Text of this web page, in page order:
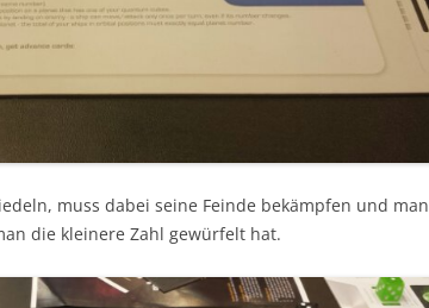
muss dabei seine Feinde bekämpfen und man
die kleinere Zahl gewürfelt hat.